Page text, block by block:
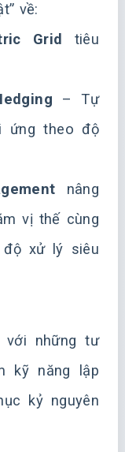
về:
Grid
tiêu
– Tự
ứng theo độ
nâng
vị thế cùng
xử lý siêu
những tư
kỹ năng lập
kỷ nguyên